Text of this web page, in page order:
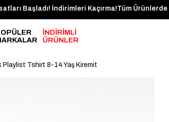
Yaz Fırsatları Başladı! İndirimleri Kaçırma!
İNDİRİMLİ
ÜRÜNLER
Playlist Tshirt 8-14 Yaş Kiremit